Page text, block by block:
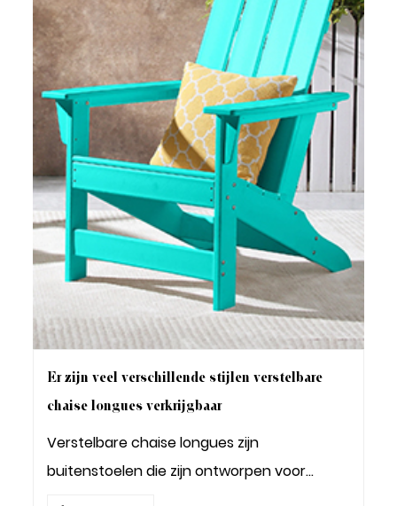
Er zijn veel verschillende stijlen verstelbare
chaise longues verkrijgbaar
Verstelbare chaise longues zijn
buitenstoelen die zijn ontworpen voor